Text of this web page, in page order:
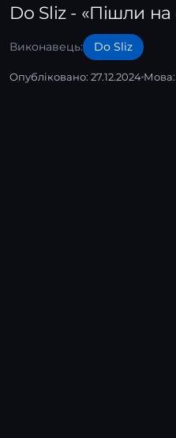
Dо Sliz - «Пішли на
Виконавець: Dо Sliz
Опубліковано: 27.12.2024 Мова: